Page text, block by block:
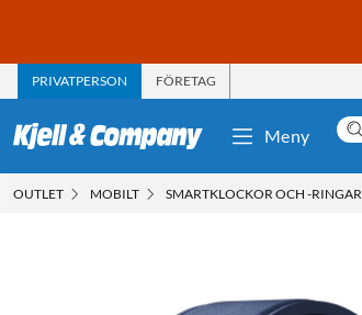
PRIVATPERSON FÖRETAG
Meny
OUTLET MOBILT SMARTKLOCKOR OCH -RINGAR